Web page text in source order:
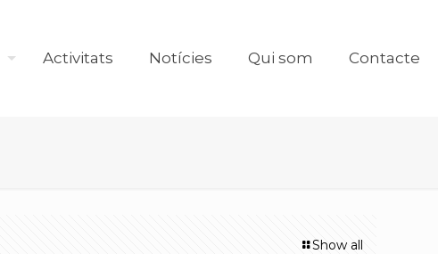
Activitats Notícies Qui som Contacte
Show all